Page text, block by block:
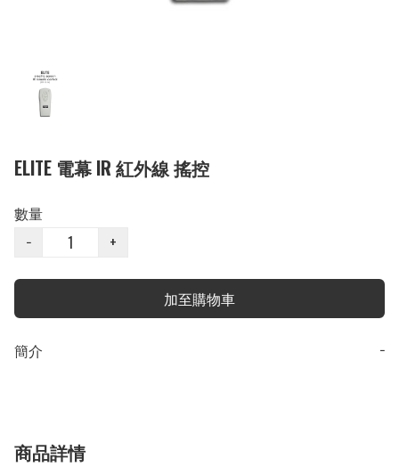
ELITE 電幕 IR 紅外線 搖控
數量
−
+
加至購物車
簡介 −
商品詳情